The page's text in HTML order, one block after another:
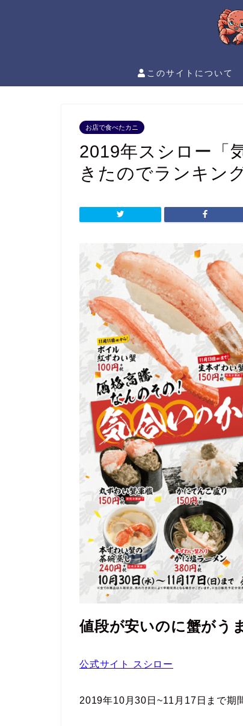
このサイトについて
お店で食べたカニ
2019年スシロー「
きたのでランキン
値段が安いのに蟹がう
公式サイト スシロー
2019年10月30日~11月17日まで期